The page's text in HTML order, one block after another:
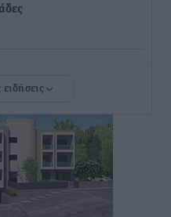
10 Αυγούστου η
πάνε ταμείο